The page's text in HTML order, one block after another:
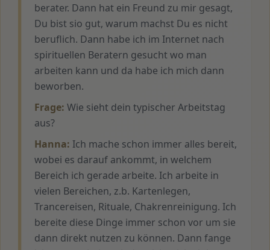
berater. Dann hat ein Freund zu mir gesagt,
Du bist sio gut, warum machst Du es nicht
beruflich. Dann habe ich im Internet nach
spirituellen Beratern gesucht wo man
arbeiten kann und da habe ich mich dann
beworben.
Frage: Wie sieht dein typischer Arbeitstag
aus?
Hanna: Ich mache schon immer alles bereit,
wobei es darauf ankommt, in welchem
Bereich ich gerade arbeite. Ich arbeite in
vielen Bereichen, z.b. Kartenlegen,
Trancereisen, Rituale, Chakrenreinigung. Ich
bereite diese Dinge immer schon vor um sie
dann direkt nutzen zu können. Dann fange